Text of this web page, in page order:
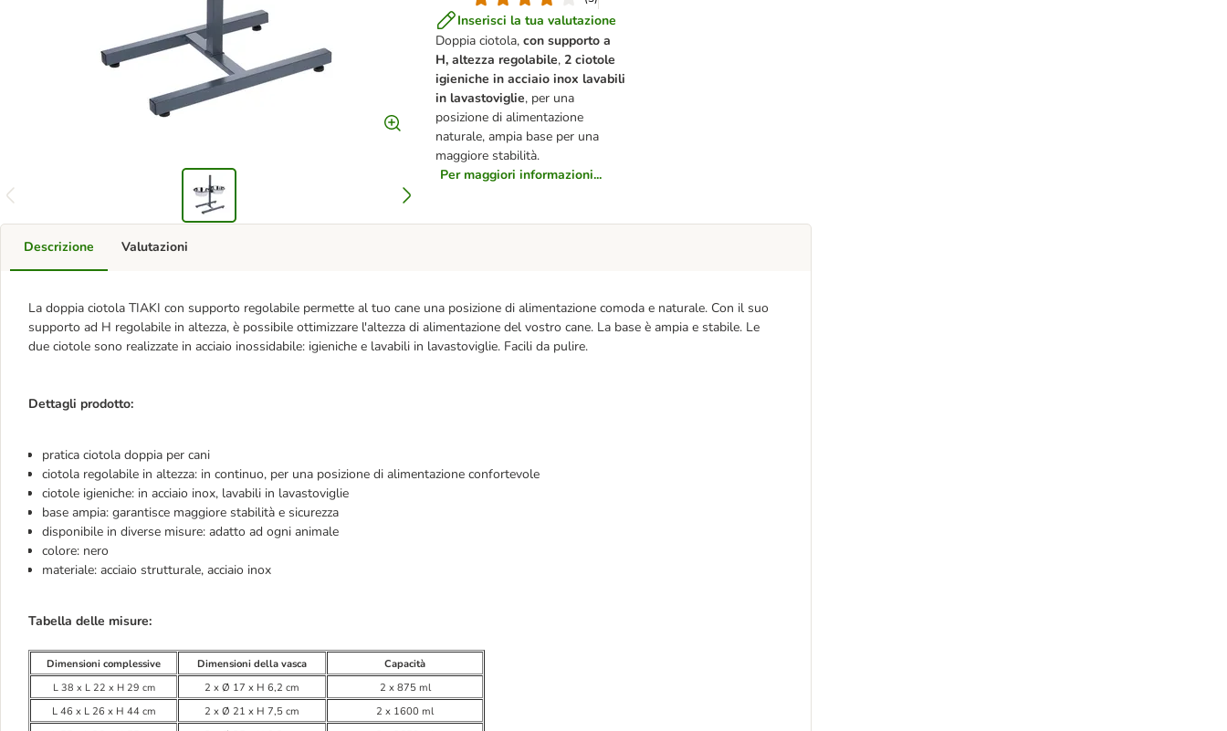
Inserisci la tua valutazione
Doppia ciotola, con supporto a
H, altezza regolabile, 2 ciotole
igieniche in acciaio inox lavabili
in lavastoviglie, per una
posizione di alimentazione
naturale, ampia base per una
maggiore stabilità.
Per maggiori informazioni...
Descrizione
La doppia ciotola TIAKI con supporto regolabile permette al tuo cane una posizione di alimentazione comoda e naturale. Con il suo
supporto ad H regolabile in altezza, è possibile ottimizzare l'altezza di alimentazione del vostro cane. La base è ampia e stabile. Le
due ciotole sono realizzate in acciaio inossidabile: igieniche e lavabili in lavastoviglie. Facili da pulire.
Dettagli prodotto:
pratica ciotola doppia per cani
ciotola regolabile in altezza: in continuo, per una posizione di alimentazione confortevole
ciotole igieniche: in acciaio inox, lavabili in lavastoviglie
base ampia: garantisce maggiore stabilità e sicurezza
disponibile in diverse misure: adatto ad ogni animale
colore: nero
materiale: acciaio strutturale, acciaio inox
Tabella delle misure:
Dimensioni complessive Dimensioni della vasca
Capacità
L 38 x L 22 x H 29 cm
2 x Ø 17 x H 6,2 cm
2 x 875 ml
L 46 x L 26 x H 44 cm
2 x Ø 21 x H 7,5 cm
2 x 1600 ml
Valutazioni